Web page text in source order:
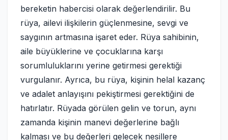
bereketin habercisi olarak değerlendirilir. Bu
rüya, ailevi ilişkilerin güçlenmesine, sevgi ve
saygının artmasına işaret eder. Rüya sahibinin,
aile büyüklerine ve çocuklarına karşı
sorumluluklarını yerine getirmesi gerektiği
vurgulanır. Ayrıca, bu rüya, kişinin helal kazanç
ve adalet anlayışını pekiştirmesi gerektiğini de
hatırlatır. Rüyada görülen gelin ve torun, aynı
zamanda kişinin manevi değerlerine bağlı
kalması ve bu değerleri gelecek nesillere